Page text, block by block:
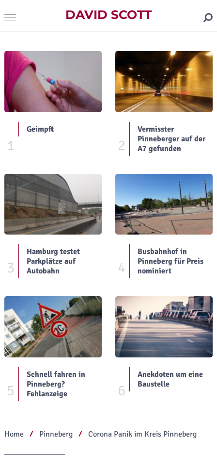
DAVID SCOTT
1
Geimpft
2
Vermisster
Pinneberger auf der
A7 gefunden
3
Hamburg testet
Parkplätze auf
Autobahn
4
Busbahnhof in
Pinneberg für Preis
nominiert
5
Schnell fahren in
Pinneberg?
Fehlanzeige
6
Anekdoten um eine
Baustelle
Home Pinneberg Corona Panik im Kreis Pinneberg